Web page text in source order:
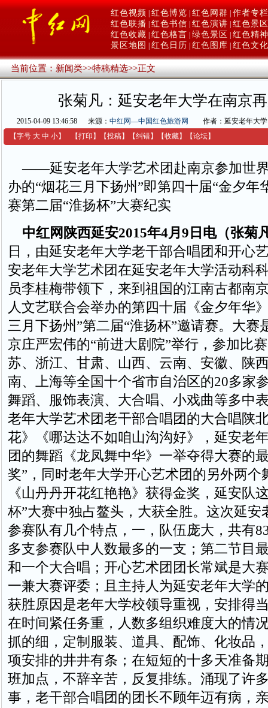
红色视频 红色博览 红色网群 作者专栏
红色联播 红色书信 红色演讲 红色景区
红色收藏 红色格言 绿色景区
红色精神
景区地图
红色日历 红色图库 红色文化
当前位置：新闻类>>特稿精选>>正文
张菊凡：延安老年大学在南京
2015-04-09 13:46:58 来源： 中红网—中国红色旅游网
作者：延安老年大
【字号 大 中 小】 【打印 】 【投稿】 【纠错】 【收藏】 【论坛】
——延安老年大学艺术团赴南京参加世
办的“烟花三月下扬州”即第四十届“金夕年
赛第二届“淮扬杯”大赛纪实
中红网陕西延安2015年4月9日电（张菊
日，由延安老年大学老干部合唱团和开心
安老年大学艺术团在延安老年大学活动科
员李桂梅带领下，来到祖国的江南古都南
人文艺联合会举办的第四十届《金夕年华
三月下扬州”第二届“淮扬杯”邀请赛。大赛
京庄严宏伟的“前进大剧院”举行，参加比
苏、浙江、甘肃、山西、云南、安徽、陕
南、上海等全国十个省市自治区的20多家
舞蹈、服饰表演、大合唱、小戏曲等多中
老年大学艺术团老干部合唱团的大合唱陕
花》《哪达达不如咱山沟沟好》，延安老
团的舞蹈《龙凤舞中华》一举夺得大赛的
奖”，同时老年大学开心艺术团的另外两个
《山丹丹开花红艳艳》获得金奖，延安队
杯”大赛中独占鳌头，大获全胜。这次延安
参赛队有几个特点，一，队伍庞大，共有
多支参赛队中人数最多的一支；第二节目
和一个大合唱；开心艺术团团长常斌是大
一兼大赛评委；且主持人为延安老年大学
获胜原因是老年大学校领导重视，安排得
在时间紧任务重，人数多组织难度大的情
抓的细，定制服装、道具、配饰、化妆品
项安排的井井有条；在短短的十多天准备
班加点，不辞辛苦，反复排练。涌现了许
事，老干部合唱团的团长不顾年迈有病，